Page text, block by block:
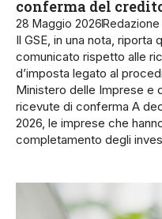
conferma del
28 Maggio 2026Redazione
Il GSE, in una nota,
comunicato rispetto alle
d’imposta legato al
Ministero delle Imprese e
ricevute di conferma A
2026, le imprese che
completamento degli